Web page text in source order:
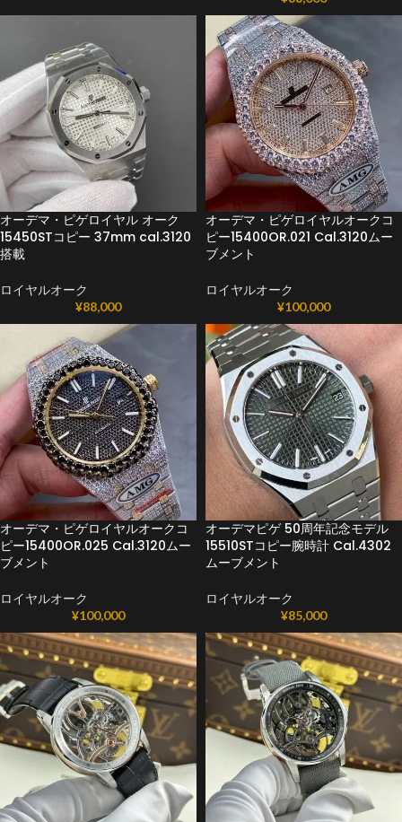
オーデマ・ピゲロイヤル オーク
15450STコピー 37mm cal.3120
搭載
ロイヤルオーク
¥88,000
オーデマ・ピゲロイヤルオークコ
ピー15400OR.021 Cal.3120ムー
ブメント
ロイヤルオーク
¥100,000
オーデマ・ピゲロイヤルオークコ
ピー15400OR.025 Cal.3120ムー
ブメント
ロイヤルオーク
¥100,000
オーデマピゲ 50周年記念モデル
15510STコピー腕時計 Cal.4302
ムーブメント
ロイヤルオーク
¥85,000